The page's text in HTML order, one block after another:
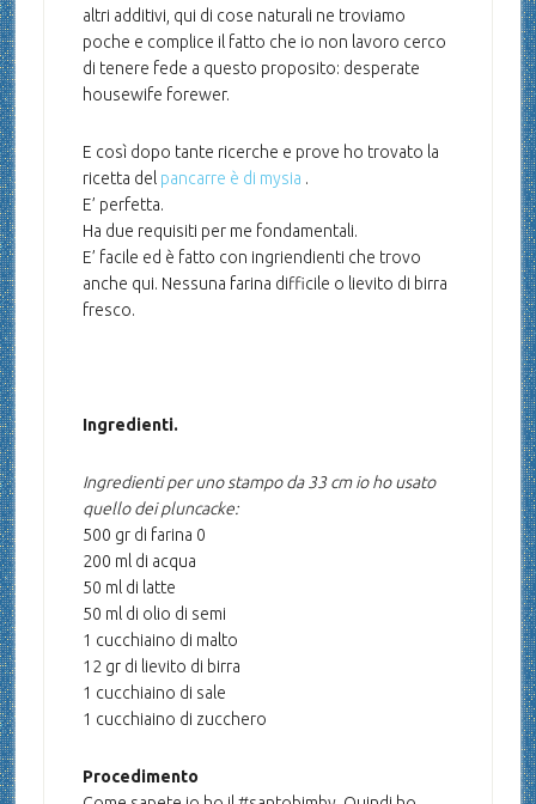
altri additivi, qui di cose naturali ne troviamo
poche e complice il fatto che io non lavoro cerco
di tenere fede a questo proposito: desperate
housewife forewer.
E così dopo tante ricerche e prove ho trovato la
ricetta del pancarre è di mysia .
E’ perfetta.
Ha due requisiti per me fondamentali.
E’ facile ed è fatto con ingriendienti che trovo
anche qui. Nessuna farina difficile o lievito di birra
fresco.
Ingredienti.
Ingredienti per uno stampo da 33 cm io ho usato
quello dei pluncacke:
500 gr di farina 0
200 ml di acqua
50 ml di latte
50 ml di olio di semi
1 cucchiaino di malto
12 gr di lievito di birra
1 cucchiaino di sale
1 cucchiaino di zucchero
Procedimento